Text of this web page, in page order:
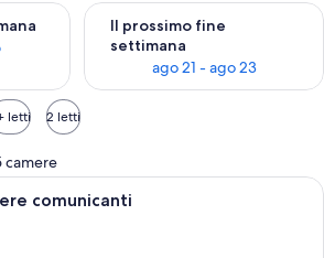
per questo fine settimana, ago 14 -
Il prossimo fine
settimana
ago 21 - ago 23
Verifica la disponibilità per il
letti 2 letti
camere
Camera d'albergo con balcone,
comunicanti